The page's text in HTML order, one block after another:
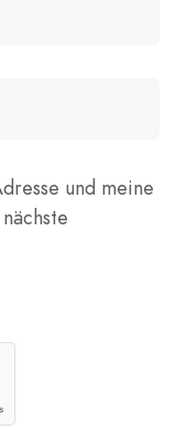
und meine